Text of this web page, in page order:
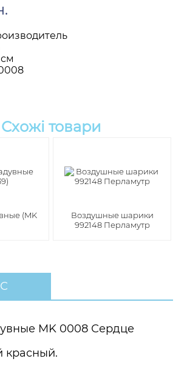
.
Схожі товари
(MK
Воздушные шарики
992148 Перламутр
MK 0008 Сердце
красный.